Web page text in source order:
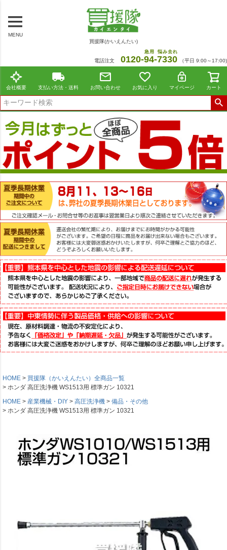
MENU
買援隊(かいえんたい)
電話注文 0120-94
急用
-7330
悩み去れ
（平日 9:00～17:00)
会社概要 支払い方法・送料 お問い合わせ お気に入り マイページ カート
HOME
買援隊（かいえんたい）全商品一覧
ホンダ 高圧洗浄機 WS1513用 標準ガン 10321
HOME
産業機械・DIY 高圧洗浄機
備品・その他
ホンダ 高圧洗浄機 WS1513用 標準ガン 10321